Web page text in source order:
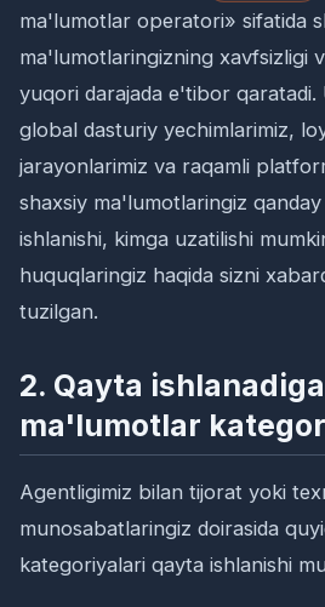
ma'lumotlar operatori» sifatida
ma'lumotlaringizning xavfsizligi
yuqori darajada e'tibor
global dasturiy yechimlarimiz,
jarayonlarimiz va raqamli
shaxsiy ma'lumotlaringiz
ishlanishi, kimga uzatilishi
huquqlaringiz haqida sizni
tuzilgan.
2. Qayta
ma'lumotlar
Agentligimiz bilan tijorat yoki
munosabatlaringiz doirasida
kategoriyalari qayta ishlanishi